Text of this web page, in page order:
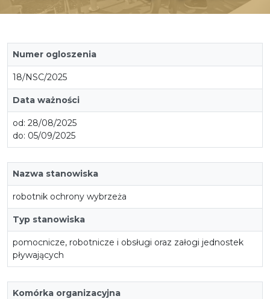
Numer ogloszenia
18/NSC/2025
Data ważności
od: 28/08/2025
do: 05/09/2025
Nazwa stanowiska
robotnik ochrony wybrzeża
Typ stanowiska
pomocnicze, robotnicze i obsługi oraz załogi jednostek
pływających
Komórka organizacyjna